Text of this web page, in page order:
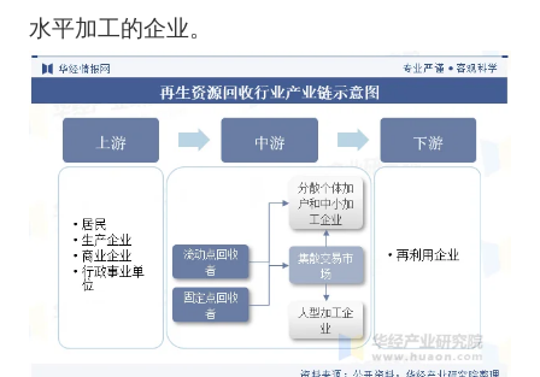
水平加工的企业。